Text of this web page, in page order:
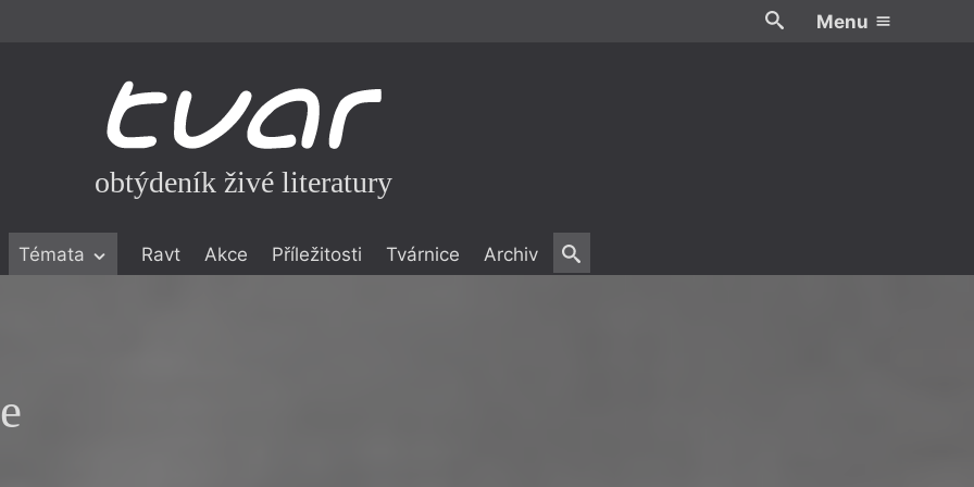
Menu
obtýdeník živé literatury
Témata Ravt Akce Příležitosti Tvárnice Archiv